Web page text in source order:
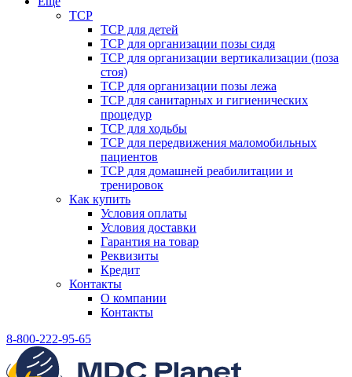
ТСР
ТСР для детей
ТСР для организации позы сидя
ТСР для организации вертикализации (поза
стоя)
ТСР для организации позы лежа
ТСР для санитарных и гигиенических
процедур
ТСР для ходьбы
ТСР для передвижения маломобильных
пациентов
ТСР для домашней реабилитации и
тренировок
Как купить
Условия оплаты
Условия доставки
Гарантия на товар
Реквизиты
Кредит
Контакты
О компании
Контакты
8-800-222-95-65